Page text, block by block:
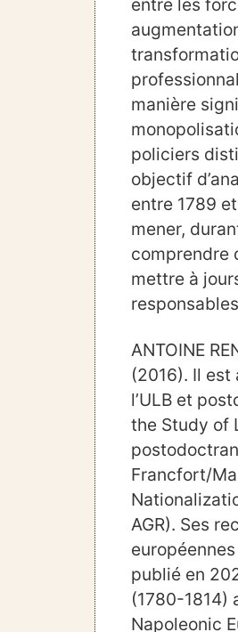
entre les
manière
policiers
objectif
entre 1789
mener,
comprendre
mettre à
ANTOINE
(2016). Il
l’ULB et
the Study of
Francfort/
AGR). Ses
publié en
(1780-1814)
Napoleonic